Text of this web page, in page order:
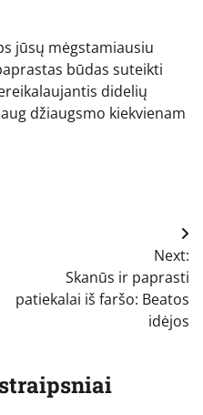
jūsų mėgstamiausiu
būdas suteikti
didelių
džiaugsmo kiekvienam
Next:
Skanūs ir paprasti
patiekalai iš faršo: Beatos
idėjos